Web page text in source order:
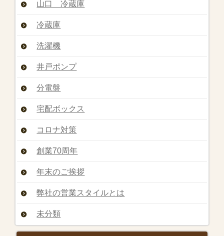
山口 冷蔵庫
冷蔵庫
洗濯機
井戸ポンプ
分電盤
宅配ボックス
コロナ対策
創業70周年
年末のご挨拶
弊社の営業スタイルとは
未分類